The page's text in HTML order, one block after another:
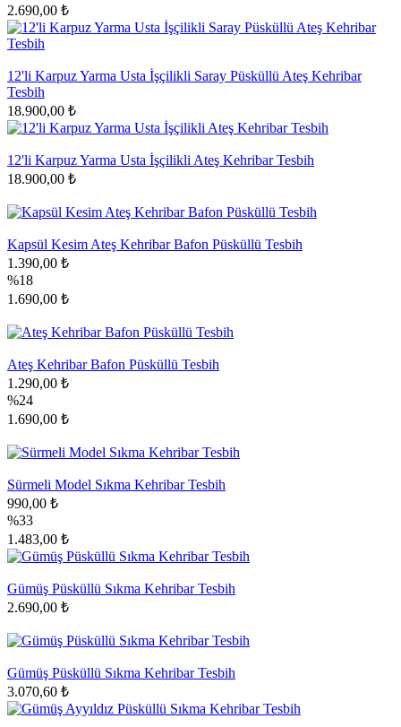
2.690,00 ₺
12'li Karpuz Yarma Usta İşçilikli Saray Püsküllü Ateş Kehribar
Tesbih
18.900,00 ₺
12'li Karpuz Yarma Usta İşçilikli Ateş Kehribar Tesbih
18.900,00 ₺
Kapsül Kesim Ateş Kehribar Bafon Püsküllü Tesbih
1.390,00 ₺
%18
1.690,00 ₺
Ateş Kehribar Bafon Püsküllü Tesbih
1.290,00 ₺
%24
1.690,00 ₺
Sürmeli Model Sıkma Kehribar Tesbih
990,00 ₺
%33
1.483,00 ₺
Gümüş Püsküllü Sıkma Kehribar Tesbih
2.690,00 ₺
Gümüş Püsküllü Sıkma Kehribar Tesbih
3.070,60 ₺